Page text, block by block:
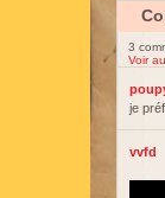
3
Voir
je
vvfd